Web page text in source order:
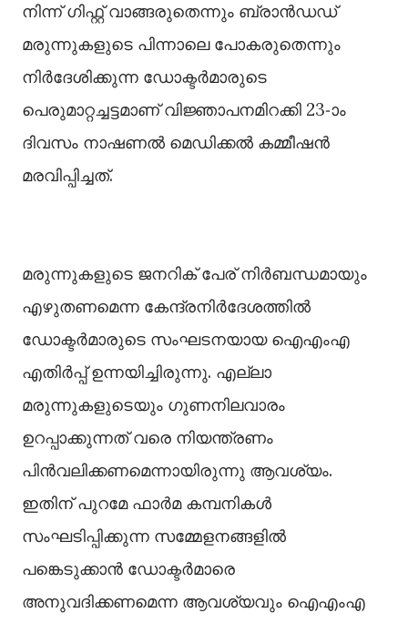
നിന്ന് ഗിഫ്റ്റ് വാങ്ങരുതെന്നും ബ്രാന്‍ഡഡ്
മരുന്നുകളുടെ പിന്നാലെ പോകരുതെന്നും
നിര്‍ദേശിക്കുന്ന ഡോക്ടര്‍മാരുടെ
പെരുമാറ്റച്ചട്ടമാണ് വിജ്ഞാപനമിറക്കി 23-ാം
ദിവസം നാഷണല്‍ മെഡിക്കല്‍ കമ്മീഷന്‍
മരവിപ്പിച്ചത്.
മരുന്നുകളുടെ ജനറിക് പേര് നിര്‍ബന്ധമായും
എഴുതണമെന്ന കേന്ദ്രനിര്‍ദേശത്തില്‍
ഡോക്ടര്‍മാരുടെ സംഘടനയായ ഐഎംഎ
എതിര്‍പ്പ് ഉന്നയിച്ചിരുന്നു. എല്ലാ
മരുന്നുകളുടെയും ഗുണനിലവാരം
ഉറപ്പാക്കുന്നത് വരെ നിയന്ത്രണം
പിന്‍വലിക്കണമെന്നായിരുന്നു ആവശ്യം.
ഇതിന് പുറമേ ഫാര്‍മ കമ്പനികള്‍
സംഘടിപ്പിക്കുന്ന സമ്മേളനങ്ങളില്‍
പങ്കെടുക്കാന്‍ ഡോക്ടര്‍മാരെ
അനുവദിക്കണമെന്ന ആവശ്യവും ഐഎംഎ